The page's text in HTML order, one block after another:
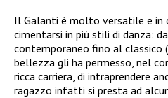
Il Galanti è molto versatile e in
cimentarsi in più stili di danza:
contemporaneo fino al classico
bellezza gli ha permesso, nel
ricca carriera, di intraprendere
ragazzo infatti si presta ad